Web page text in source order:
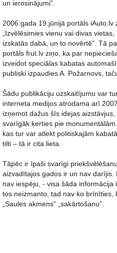
un ierosinājumi”.
2006.gada 19.jūnijā portāls iAuto.lv
„Izvēlēsimies vienu vai divas
izskatās dabā, un to novērtē”. Tā
portāls frut.lv ziņo, ka par
izveidot speciālas kabatas
publiski izpaudies A. Požarnovs,
Šādu publikāciju uzskaitījumu var
interneta medijos atrodama arī
izņemot dažus šīs idejas
svarīgāk ķerties pie
kas tur var atlekt politiskajām
tilti – tā ir cita lieta.
Tāpēc ir īpaši svarīgi
aizvadītajos gados ir un nav darījis.
nav iespēju, - visa šāda informācija
tos neizmanto, tad nav ko brīnīties,
„Saules akmens” „sakārtošanu”.